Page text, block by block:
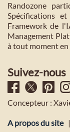
Randozone
Spécifications
Framework de
Management
à tout moment en
Suivez-nous
Concepteur :
A propos du site |